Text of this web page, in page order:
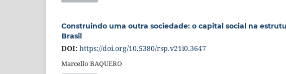
Construindo uma outra sociedade: o capital social na
Brasil
DOI: https://doi.org/10.5380/rsp.v21i0.3647
Marcello BAQUERO